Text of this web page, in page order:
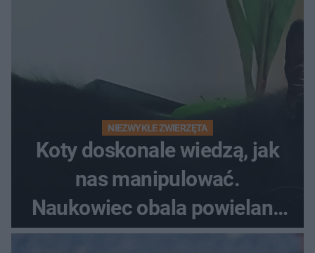
NIEZWYKŁE ZWIERZĘTA
Koty doskonale wiedzą, jak
nas manipulować.
Naukowiec obala powielane
od lat mity na ich temat